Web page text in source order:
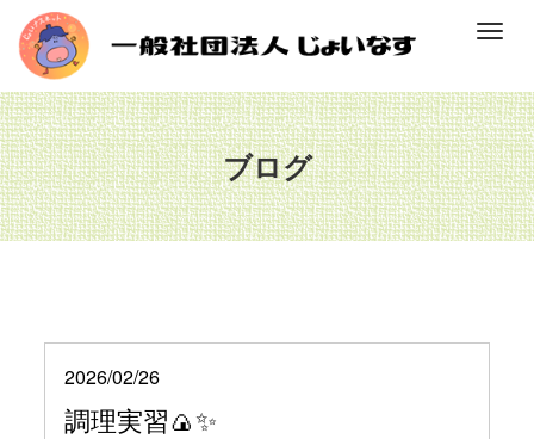
M
n
u
ブログ
2026/02/26
調理実習🍙✨